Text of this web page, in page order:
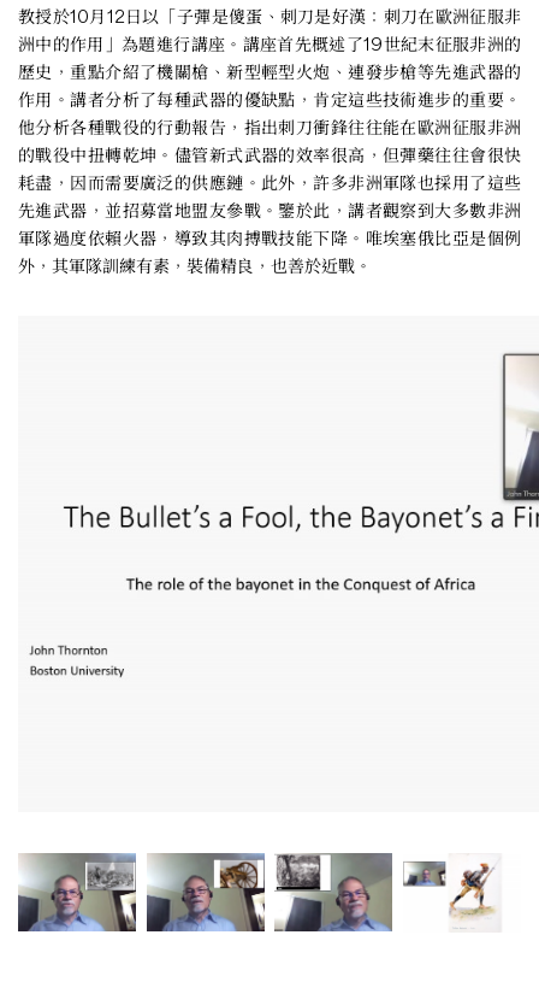
教授於10月12日以「子彈是傻蛋、刺刀是好漢：刺刀在歐洲征服非
洲中的作用」為題進行講座。講座首先概述了19世紀末征服非洲的
歷史，重點介紹了機關槍、新型輕型火炮、連發步槍等先進武器的
作用。講者分析了每種武器的優缺點，肯定這些技術進步的重要。
他分析各種戰役的行動報告，指出刺刀衝鋒往往能在歐洲征服非洲
的戰役中扭轉乾坤。儘管新式武器的效率很高，但彈藥往往會很快
耗盡，因而需要廣泛的供應鏈。此外，許多非洲軍隊也採用了這些
先進武器，並招募當地盟友參戰。鑒於此，講者觀察到大多數非洲
軍隊過度依賴火器，導致其肉搏戰技能下降。唯埃塞俄比亞是個例
外，其軍隊訓練有素，裝備精良，也善於近戰。